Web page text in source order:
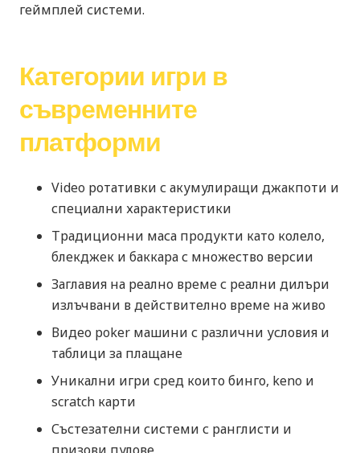
геймплей системи.
Категории игри в
съвременните
платформи
Video ротативки с акумулиращи джакпоти и
специални характеристики
Традиционни маса продукти като колело,
блекджек и баккара с множество версии
Заглавия на реално време с реални дилъри
излъчвани в действително време на живо
Видео poker машини с различни условия и
таблици за плащане
Уникални игри сред които бинго, keno и
scratch карти
Състезателни системи с ранглисти и